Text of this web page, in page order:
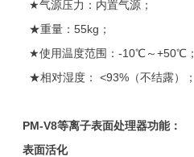
★气源压力：内置气源；
★重量：55kg；
★使用温度范围：-10℃～+50℃；
★相对湿度： <93%（不结露）；
PM-V8等离子表面处理器功能：
表面活化